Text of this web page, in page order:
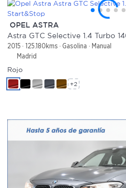
OPEL ASTRA
2015 125.180kms Gasolina
Manual
Madrid
Rojo
+2